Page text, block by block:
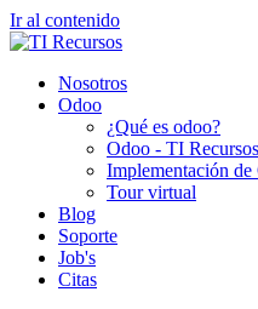
Ir al contenido
Nosotros
Odoo
¿Qué es odoo?
Odoo - TI Recursos
Implementación de
Tour virtual
Blog
Soporte
Job's
Citas